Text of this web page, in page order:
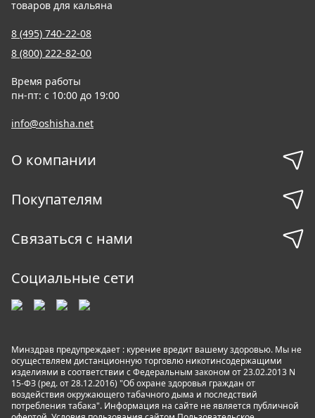
товаров для кальяна
8 (495) 740-22-08
8 (800) 222-82-00
Время работы
пн-пт: с 10:00 до 19:00
info@oshisha.net
О компании
Покупателям
Связаться с нами
Социальные сети
Минздрав предупреждает : курение вредит вашему здоровью. Мы не
осуществляем дистанционную торговлю никотинсодержащими
изделиями в соответствии с Федеральным законом от 23.02.2013 N
15-ФЗ (ред. от 28.12.2016) "Об охране здоровья граждан от
воздействия окружающего табачного дыма и последствий
потребления табака". Информация на сайте не является публичной